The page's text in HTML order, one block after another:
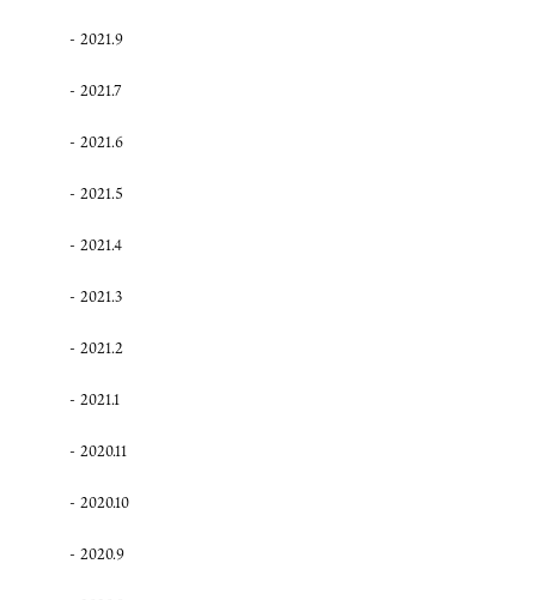
2021.9
2021.7
2021.6
2021.5
2021.4
2021.3
2021.2
2021.1
2020.11
2020.10
2020.9